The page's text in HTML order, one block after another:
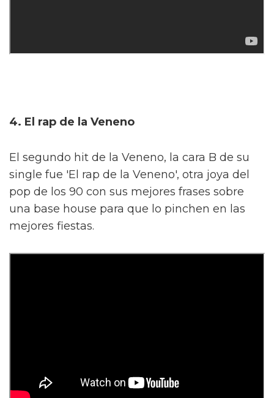
4. El rap de la Veneno
El segundo hit de la Veneno, la cara B de su
single fue 'El rap de la Veneno', otra joya del
pop de los 90 con sus mejores frases sobre
una base house para que lo pinchen en las
mejores fiestas.